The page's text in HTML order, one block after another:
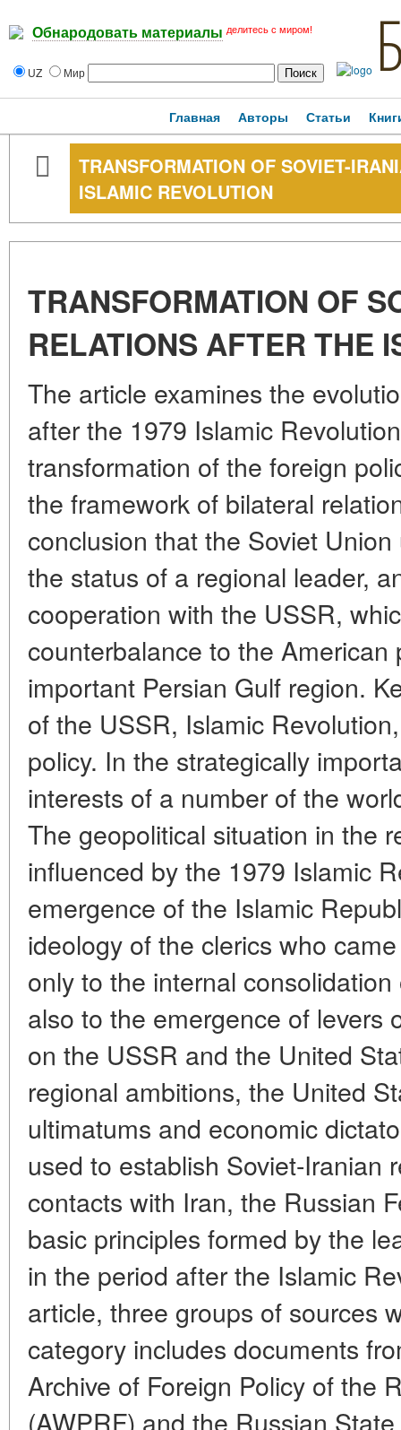
Обнародовать материалы делитесь с миром!
UZ Мир
Главная Авторы Статьи
TRANSFORMATION OF SOVIET-
ISLAMIC REVOLUTION
TRANSFORMATION OF
RELATIONS AFTER THE
The article examines the
after the 1979 Islamic
transformation of the foreign
the framework of bilateral
conclusion that the Soviet
the status of a regional leader,
cooperation with the USSR,
counterbalance to the
important Persian Gulf region.
of the USSR, Islamic
policy. In the strategically
interests of a number of the
The geopolitical situation in the
influenced by the 1979 Islamic
emergence of the Islamic
ideology of the clerics who
only to the internal
also to the emergence of levers
on the USSR and the United
regional ambitions, the United
ultimatums and economic
used to establish Soviet-Iranian
contacts with Iran, the Russian
basic principles formed by the
in the period after the Islamic
article, three groups of sources
category includes documents
Archive of Foreign Policy of the
(AWPRF) and the Russian